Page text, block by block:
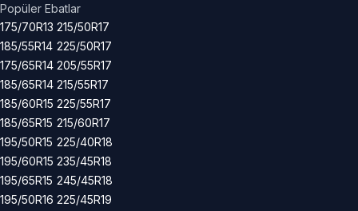
Popüler Ebatlar
175/70R13
185/55R14
175/65R14
185/65R14
185/60R15
185/65R15
195/50R15
195/60R15
195/65R15
195/50R16
215/50R17
225/50R17
205/55R17
215/55R17
225/55R17
215/60R17
225/40R18
235/45R18
245/45R18
225/45R19